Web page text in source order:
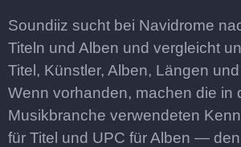
Soundiiz sucht bei Navidrome
Titeln und Alben und vergleicht
Titel, Künstler, Alben, Längen
Wenn vorhanden, machen die in
Musikbranche verwendeten
für Titel und UPC für Alben —